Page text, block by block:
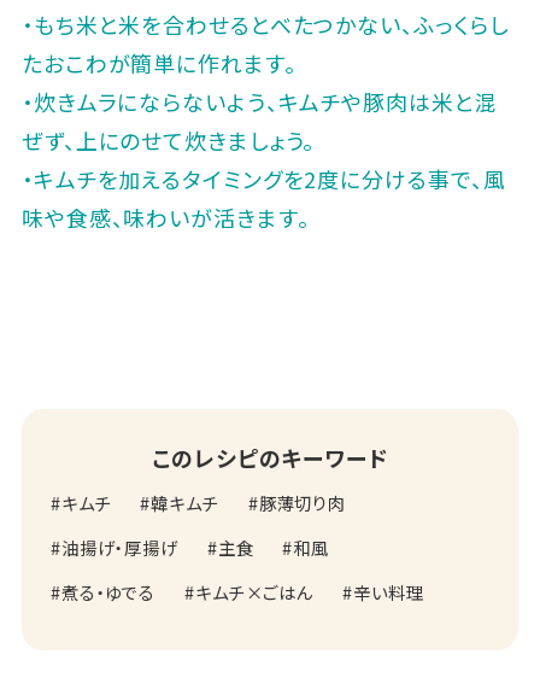
・もち米と米を合わせるとべたつかない、ふっくらし
たおこわが簡単に作れます。
・炊きムラにならないよう、キムチや豚肉は米と混
ぜず、上にのせて炊きましょう。
・キムチを加えるタイミングを2度に分ける事で、風
味や食感、味わいが活きます。
このレシピのキーワード
キムチ 韓キムチ
豚薄切り肉
油揚げ・厚揚げ
主食
和風
煮る・ゆでる
キムチ×ごはん 辛い料理